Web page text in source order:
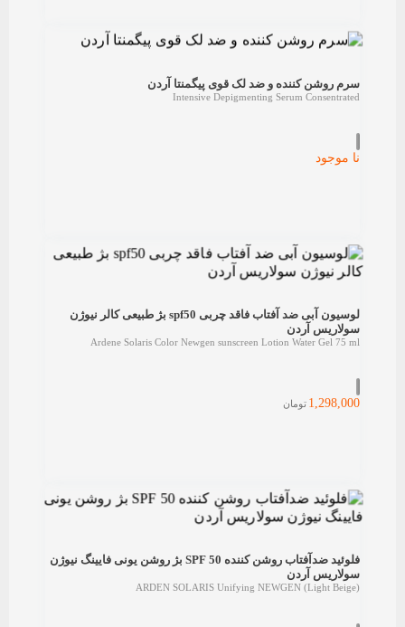
سرم روشن کننده و ضد لک قوی پیگمنتا آردن
Intensive Depigmenting Serum Consentrated
نا موجود
لوسیون آبی ضد آفتاب فاقد چربی spf50 بژ طبیعی کالر نیوژن
سولاریس آردن
Ardene Solaris Color Newgen sunscreen Lotion Water Gel 75 ml
1,298,000 تومان
فلوئید ضدآفتاب روشن کننده SPF 50 بژ روشن یونی فایینگ نیوژن
سولاریس آردن
ARDEN SOLARIS Unifying NEWGEN (Light Beige)